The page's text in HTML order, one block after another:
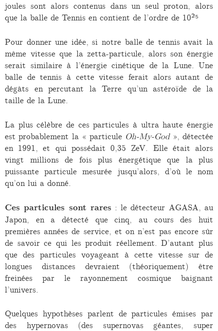
joules sont alors contenus dans un seul proton, alors
que la balle de Tennis en contient de l’ordre de 10²⁵
Pour donner une idée, si notre balle de tennis avait la
même vitesse que la zetta-particule, alors son énergie
serait similaire à l’énergie cinétique de la Lune. Une
balle de tennis à cette vitesse ferait alors autant de
dégâts en percutant la Terre qu’un astéroïde de la
taille de la Lune.
La plus célèbre de ces particules à ultra haute énergie
est probablement la « particule Oh-My-God», détectée
en 1991, et qui possédait 0,35 ZeV. Elle était alors
vingt millions de fois plus énergétique que la plus
puissante particule mesurée jusqu’alors, d’où le nom
qu’on lui a donné.
Ces particules sont rares : le détecteur AGASA, au
Japon, en a détecté que cinq, au cours des huit
premières années de service, et on n’est pas encore sûr
de savoir ce qui les produit réellement. D’autant plus
que des particules voyageant à cette vitesse sur de
longues distances devraient (théoriquement) être
freinées par le rayonnement cosmique baignant
l’univers.
Quelques hypothèses parlent de particules émises par
des hypernovas (des supernovas géantes, super